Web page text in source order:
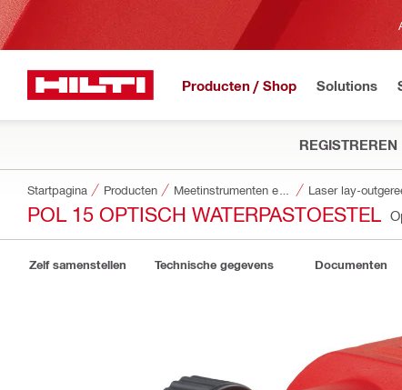
Producten / Shop Solutions
REGISTREREN
Startpagina Producten Laser lay-
POL 15 OPTISCH WATERPASTOESTEL
Zelf samenstellen Technische gegevens Documenten